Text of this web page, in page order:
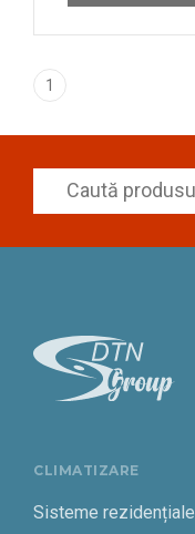
1
CLIMATIZARE
Sisteme rezidențiale